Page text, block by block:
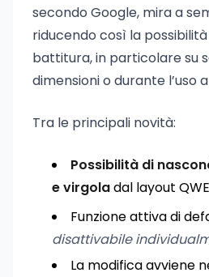
secondo Google, mira a
riducendo così la
battitura, in particolare su
dimensioni o durante l’uso
Tra le principali novità:
Possibilità di
e virgoladal layout
Funzione attiva di
disattivabile
La modifica avviene